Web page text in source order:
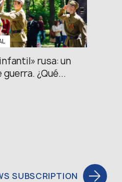
rusa: un
¿Qué...
SUBSCRIPTION